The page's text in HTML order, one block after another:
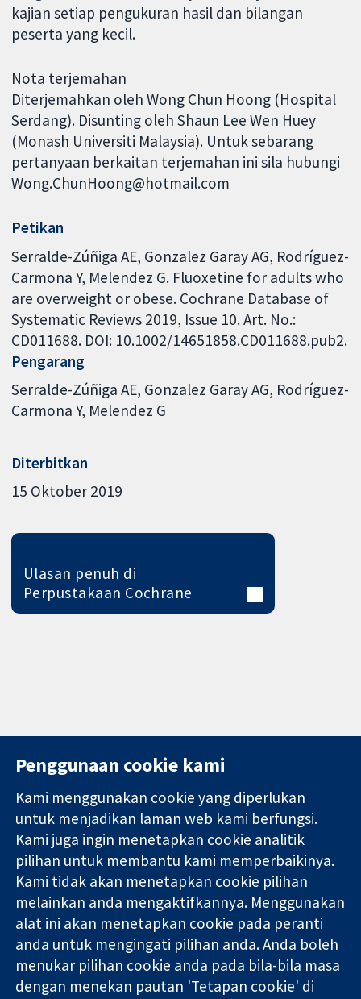
kajian setiap pengukuran hasil dan bilangan
peserta yang kecil.
Nota terjemahan
Diterjemahkan oleh Wong Chun Hoong (Hospital
Serdang). Disunting oleh Shaun Lee Wen Huey
(Monash Universiti Malaysia). Untuk sebarang
pertanyaan berkaitan terjemahan ini sila hubungi
Wong.ChunHoong@hotmail.com
Petikan
Serralde-Zúñiga AE, Gonzalez Garay AG, Rodríguez-
Carmona Y, Melendez G. Fluoxetine for adults who
are overweight or obese. Cochrane Database of
Systematic Reviews 2019, Issue 10. Art. No.:
CD011688. DOI: 10.1002/14651858.CD011688.pub2.
Pengarang
Serralde-Zúñiga AE Gonzalez Garay AG Rodríguez-
Carmona Y Melendez G
Diterbitkan
15 Oktober 2019
Ulasan penuh di
Perpustakaan Cochrane
Bukti yang
dipercayai.
keputusan
termaklum
Kesihatan yang
lebih baik
11-13 Cavendish
Square
London
W1G 0AN
United Kingdom
Hubungi kita
Berita
Pejabat
akhbar
Perihal Kami
Pekerjaan
Cochrane
Library
Kolaborasi Cochrane ialah sebuah badan amal (no. 1045921) dan
Penggunaan cookie kami
Kami menggunakan cookie yang diperlukan
untuk menjadikan laman web kami berfungsi.
Kami juga ingin menetapkan cookie analitik
pilihan untuk membantu kami memperbaikinya.
Kami tidak akan menetapkan cookie pilihan
melainkan anda mengaktifkannya. Menggunakan
alat ini akan menetapkan cookie pada peranti
anda untuk mengingati pilihan anda. Anda boleh
menukar pilihan cookie anda pada bila-bila masa
dengan menekan pautan 'Tetapan cookie' di